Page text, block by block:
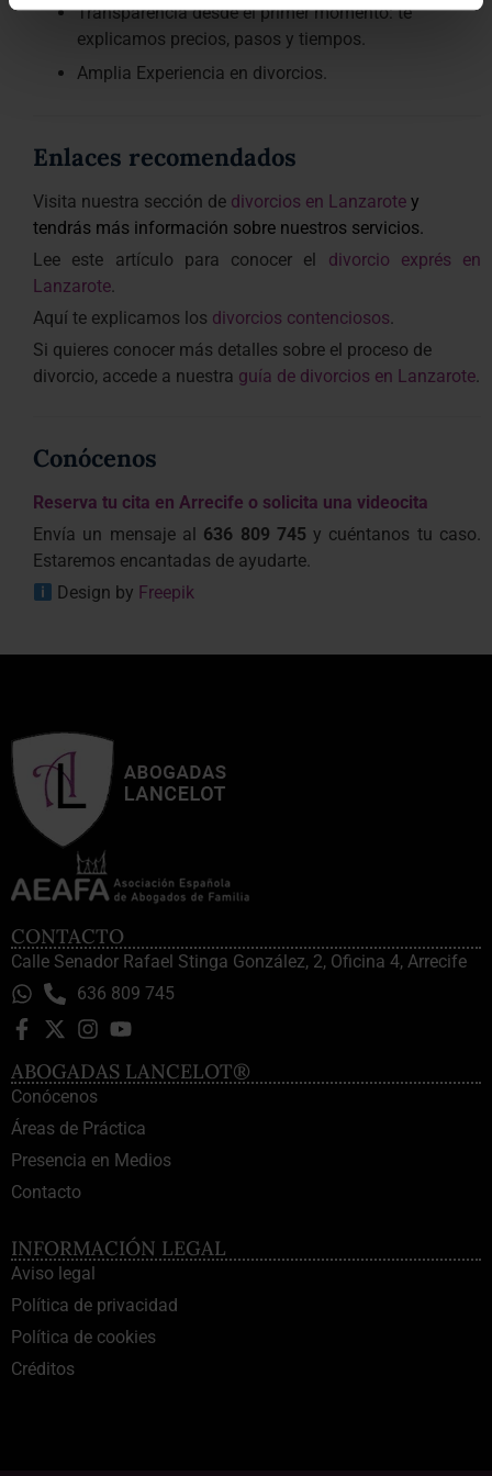
Transparencia desde el primer momento: te
explicamos precios, pasos y tiempos.
Amplia Experiencia en divorcios.
Enlaces recomendados
Visita nuestra sección de divorcios en Lanzarote y
tendrás más información sobre nuestros servicios.
Lee este artículo para conocer el divorcio exprés en
Lanzarote.
Aquí te explicamos los divorcios contenciosos.
Si quieres conocer más detalles sobre el proceso de
divorcio, accede a nuestra guía de divorcios en Lanzarote.
Conócenos
Reserva tu cita en Arrecife o solicita una videocita
Envía un mensaje al 636 809 745 y cuéntanos tu caso.
Estaremos encantadas de ayudarte.
Design by Freepik
CONTACTO
Calle Senador Rafael Stinga González, 2, Oficina 4, Arrecife
636 809 745
ABOGADAS LANCELOT®
Conócenos
Áreas de Práctica
Presencia en Medios
Contacto
INFORMACIÓN LEGAL
Aviso legal
Política de privacidad
Política de cookies
Créditos